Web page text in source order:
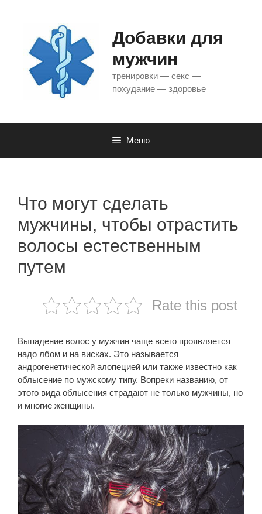
содержимому
Добавки для
мужчин
тренировки — секс —
похудание — здоровье
Меню
Что могут сделать
мужчины, чтобы отрастить
волосы естественным
путем
Rate this post
Выпадение волос у мужчин чаще всего проявляется
надо лбом и на висках. Это называется
андрогенетической алопецией или также известно как
облысение по мужскому типу. Вопреки названию, от
этого вида облысения страдают не только мужчины, но
и многие женщины.